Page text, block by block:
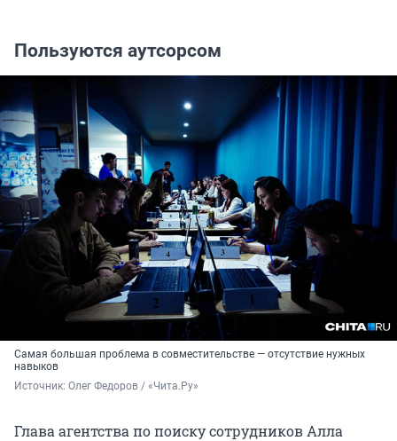
Пользуются аутсорсом
Самая большая проблема в совместительстве — отсутствие нужных
навыков
Источник: Олег Федоров / «Чита.Ру»
Глава агентства по поиску сотрудников Алла